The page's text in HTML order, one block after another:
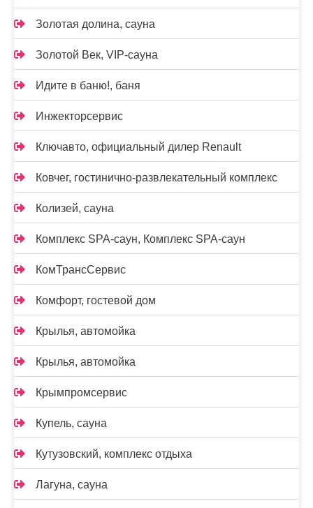
Золотая долина, сауна
Золотой Век, VIP-сауна
Идите в баню!, баня
Инжекторсервис
Ключавто, официальный дилер Renault
Ковчег, гостинично-развлекательный комплекс
Колизей, сауна
Комплекс SPA-саун, Комплекс SPA-саун
КомТрансСервис
Комфорт, гостевой дом
Крылья, автомойка
Крылья, автомойка
Крымпромсервис
Купель, сауна
Кутузовский, комплекс отдыха
Лагуна, сауна